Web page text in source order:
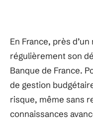
En France, près
régulièrement son
Banque de France.
de gestion
risque, même sans
connaissances